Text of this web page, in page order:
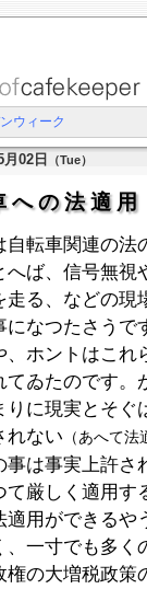
ウィーク
02日 （Tue）
への法適
転車関連の法
へば、信号無視
走る、などの現
になつたさう
、ホントはこ
てゐたのです。
りに現実とそぐ
れない （あへて
事は事実上許さ
て厳しく適用す
適用ができるや
、一寸でも多く
権の大増税政